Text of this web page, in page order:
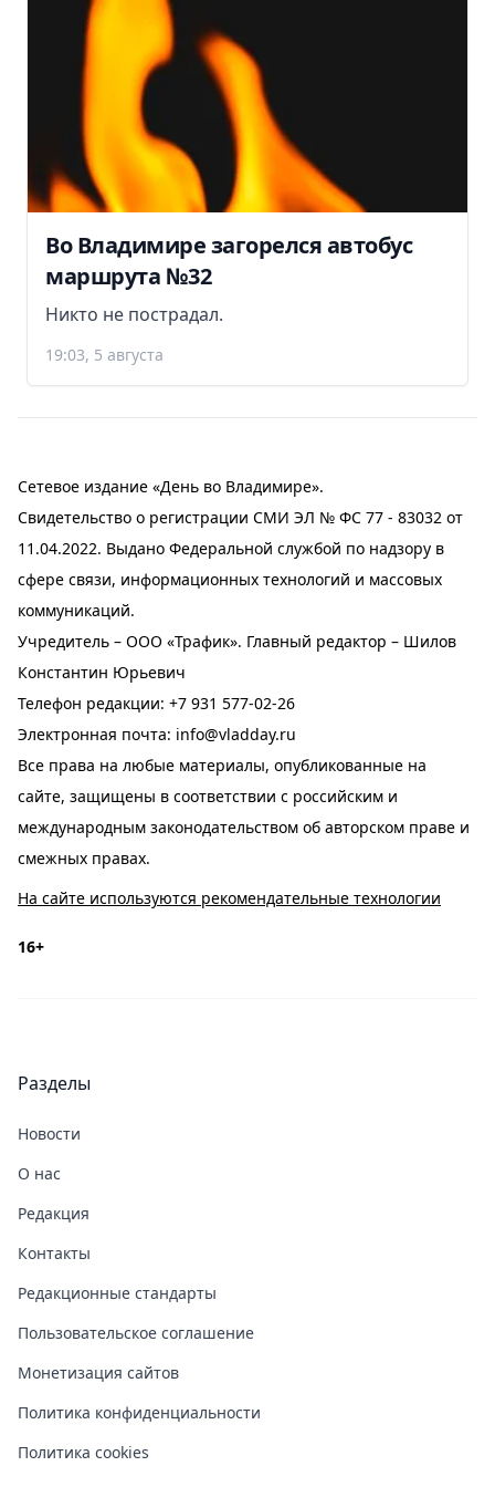
Во Владимире загорелся автобус
маршрута №32
Никто не пострадал.
19:03, 5 августа
Сетевое издание «День во Владимире».
Свидетельство о регистрации СМИ ЭЛ № ФС 77 - 83032 от
11.04.2022. Выдано Федеральной службой по надзору в
сфере связи, информационных технологий и массовых
коммуникаций.
Учредитель – ООО «Трафик». Главный редактор – Шилов
Константин Юрьевич
Телефон редакции: +7 931 577-02-26
Электронная почта: info@vladday.ru
Все права на любые материалы, опубликованные на
сайте, защищены в соответствии с российским и
международным законодательством об авторском праве и
смежных правах.
На сайте используются рекомендательные технологии
16+
Разделы
Новости
О нас
Редакция
Контакты
Редакционные стандарты
Пользовательское соглашение
Монетизация сайтов
Политика конфиденциальности
Политика cookies